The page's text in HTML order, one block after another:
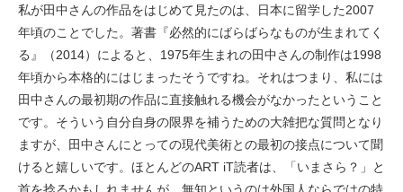
私が田中さんの作品をはじめて見たのは、日本に留学した2007
年頃のことでした。著書『必然的にばらばらなものが生まれてく
る』（2014）によると、1975年生まれの田中さんの制作は1998
年頃から本格的にはじまったそうですね。それはつまり、私には
田中さんの最初期の作品に直接触れる機会がなかったということ
です。そういう自分自身の限界を補うための大雑把な質問となり
ますが、田中さんにとっての現代美術との最初の接点について聞
けると嬉しいです。ほとんどのART iT読者は、「いまさら？」と
首を捻るかもしれませんが、無知というのは外国人ならではの特